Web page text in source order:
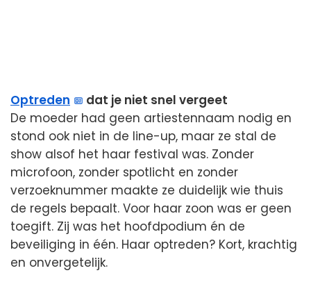
Optreden
dat je niet snel vergeet
De moeder had geen artiestennaam nodig en
stond ook niet in de line-up, maar ze stal de
show alsof het haar festival was. Zonder
microfoon, zonder spotlicht en zonder
verzoeknummer maakte ze duidelijk wie thuis
de regels bepaalt. Voor haar zoon was er geen
toegift. Zij was het hoofdpodium én de
beveiliging in één. Haar optreden? Kort, krachtig
en onvergetelijk.